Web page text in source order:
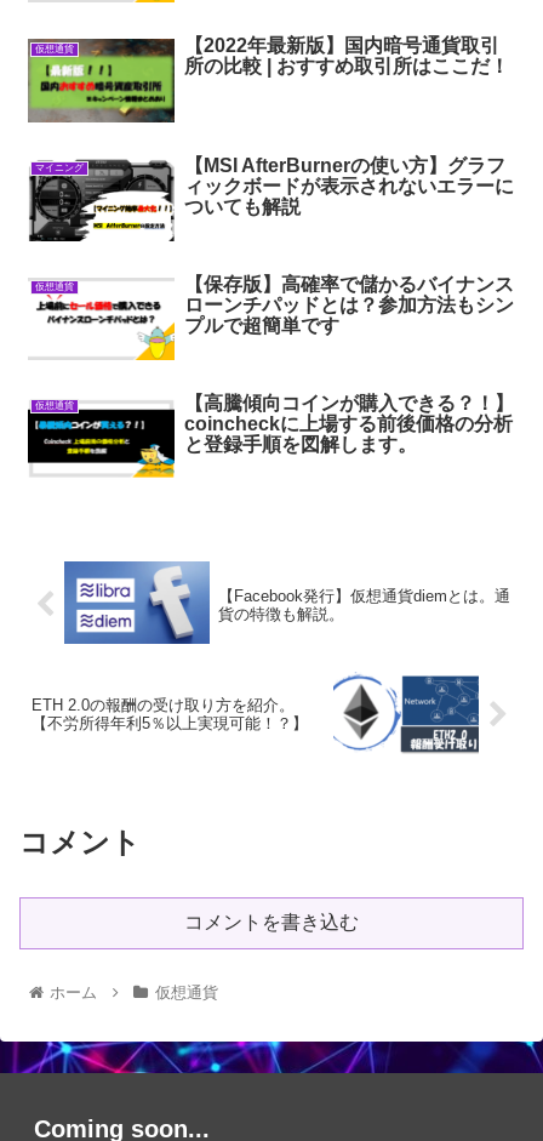
仮想通貨
【2022年最新版】国内暗号通貨取引
所の比較 | おすすめ取引所はここだ！
マイニング
【MSI AfterBurnerの使い方】グラフ
ィックボードが表示されないエラーに
ついても解説
仮想通貨
【保存版】高確率で儲かるバイナンス
ローンチパッドとは？参加方法もシン
プルで超簡単です
仮想通貨
【高騰傾向コインが購入できる？！】
coincheckに上場する前後価格の分析
と登録手順を図解します。
【Facebook発行】仮想通貨diemとは。通
貨の特徴も解説。
ETH 2.0の報酬の受け取り方を紹介。
【不労所得年利5％以上実現可能！？】
コメント
コメントを書き込む
ホーム 仮想通貨
Coming soon...